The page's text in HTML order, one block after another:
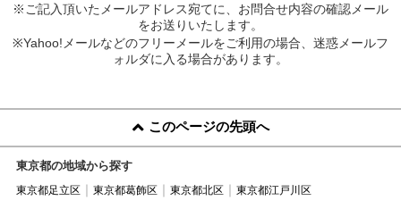
※ご記入頂いたメールアドレス宛てに、お問合せ内容の確認メール
をお送りいたします。
※Yahoo!メールなどのフリーメールをご利用の場合、迷惑メールフ
ォルダに入る場合があります。
このページの先頭へ
東京都の地域から探す
東京都足立区 東京都葛飾区 東京都北区 東京都江戸川区